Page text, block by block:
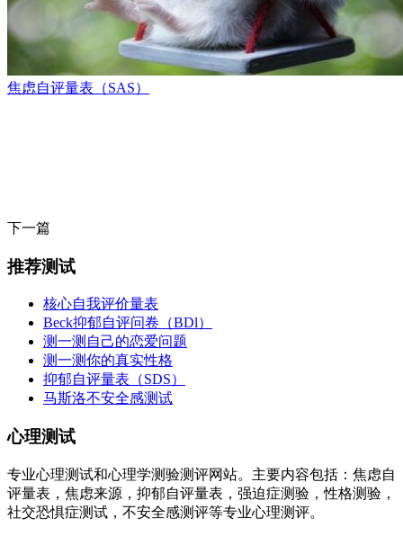
焦虑自评量表（SAS）
下一篇
推荐测试
核心自我评价量表
Beck抑郁自评问卷（BDl）
测一测自己的恋爱问题
测一测你的真实性格
抑郁自评量表（SDS）
马斯洛不安全感测试
心理测试
专业心理测试和心理学测验测评网站。主要内容包括：焦虑自
评量表，焦虑来源，抑郁自评量表，强迫症测验，性格测验，
社交恐惧症测试，不安全感测评等专业心理测评。